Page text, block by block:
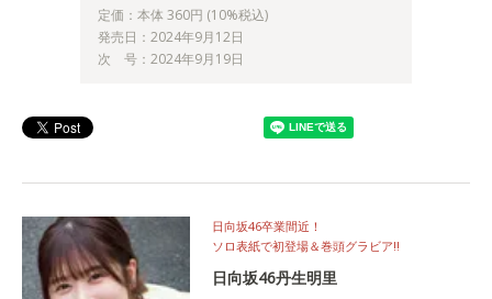
定価：本体 360円 (10%税込)
発売日：2024年9月12日
次 号：2024年9月19日
日向坂46卒業間近！
ソロ表紙で初登場＆巻頭グラビア‼
日向坂46丹生明里